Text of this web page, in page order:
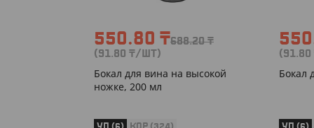
550.80 ₸688.20₸
(91.80 ₸/ШТ)
Бокал для вина на высокой
ножке, 200 мл
УП (6) КОР (324)
(91.80
Бокал
УП (6)